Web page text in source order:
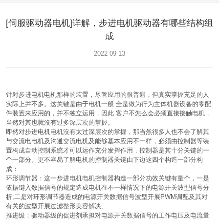
[伺服驱动器电机]详解，步进电机驱动器有哪些结构组
成
2022-09-13
针对步进电机电机那样的装置，尽管应用的很普遍，但真实掌握充足的人
实际上并不多。这关键是由于电机一般 全是做为行为主体机器设备的零配
件装置来应用的，并不独立运用，因此 客户不怎么会必须直接接触电机，
当然对其也就沒有过多深层次的掌握。
即然对步进电机电机沒有太过深层次的掌握，那当然很多人也不会了解其
与交流电电机及沟通交流电机及能够基本应用不一样，必须由控制器等装
置构成自动控制系统才可以运作充分发挥作用，控制器是其十分关键的一
个一部分。更不容易了解电机的控制器关键由下边这四个构造一部分构
成：
环形调节器：这一步进电机电机控制器构造一部分功效关键有量个，一是
依据键入数据信号的规定造成电机在不一样情况下的电源开关波型信号分
析;二是对环形调节器造成的电源开关数据信号波型开展PWM调配及其对
有关的波型开展过滤整形美容解决;
推进级：驱动器级的促进剂承担对电源开关数据信号的工作电压及电流量